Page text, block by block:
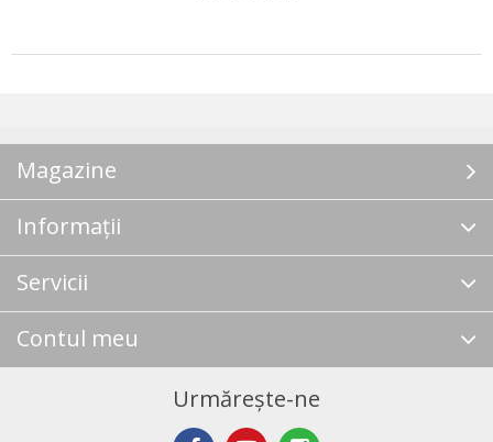
Magazine
Informații
Servicii
Contul meu
Urmărește-ne